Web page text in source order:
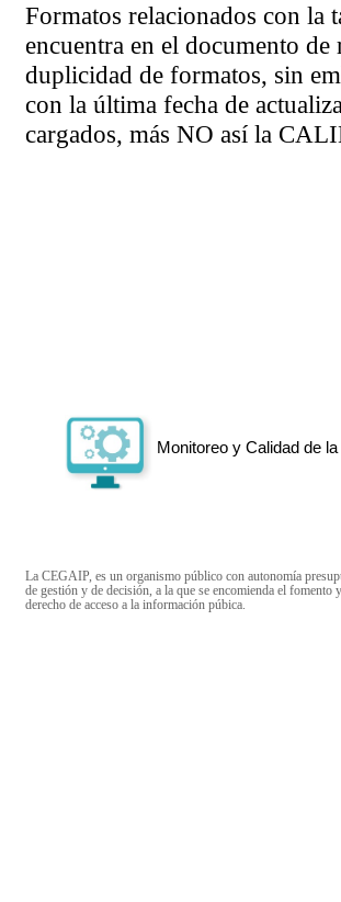
Formatos relacionados con la
encuentra en el documento de
duplicidad de formatos, sin
con la última fecha de
cargados, más NO así la
Monitoreo y Calidad de
La CEGAIP, es un organismo público con autonomía
de gestión y de decisión, a la que se encomienda el fomento
derecho de acceso a la información púbica.